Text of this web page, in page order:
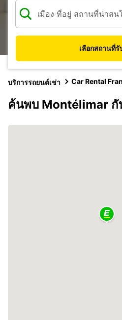
เลือกสถานที่
บริการรถยนต์เช่า Car Rental
ค้นพบ Montélimar กั